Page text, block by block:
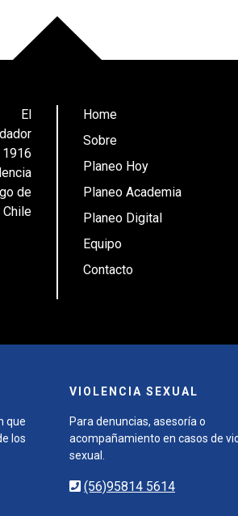
El
1916
de
Chile
Home
Sobre
Planeo Hoy
Planeo Academia
Planeo Digital
Equipo
Contacto
que
los
VIOLENCIA SEXUAL
Para denuncias, asesoría o
acompañamiento en casos de
sexual.
(56)95814 5614